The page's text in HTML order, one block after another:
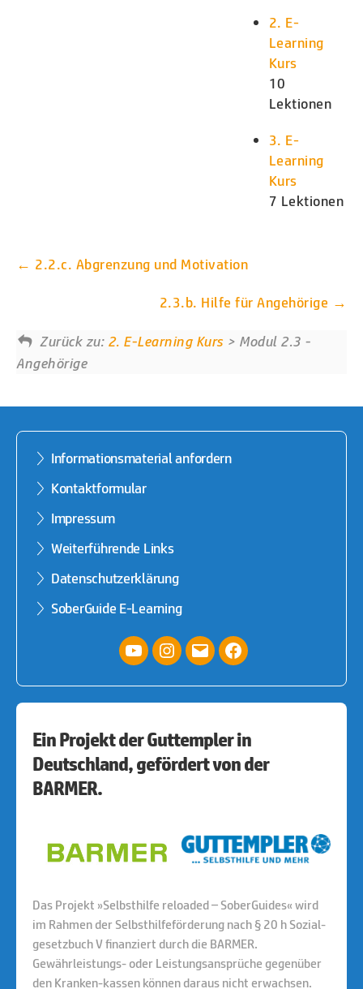
2. E-
Learning
Kurs
10
Lektionen
3. E-
Learning
Kurs
7 Lektionen
2.2.c. Abgrenzung und Motivation
2.3.b. Hilfe für Angehörige
Zurück zu: 2. E-Learning Kurs > Modul 2.3 -
Angehörige
Informationsmaterial anfordern
Kontaktformular
Impressum
Weiterführende Links
Datenschutzerklärung
SoberGuide E-Learning
YouTubeInstagram
E-
Mail
facebook
Ein Projekt der Guttempler in
Deutschland, gefördert von der
BARMER.
Das Projekt »Selbsthilfe reloaded – SoberGuides« wird
im Rahmen der Selbsthilfeförderung nach § 20 h Sozial-
gesetzbuch V finanziert durch die BARMER.
Gewährleistungs- oder Leistungsansprüche gegenüber
den Kranken-kassen können daraus nicht erwachsen.